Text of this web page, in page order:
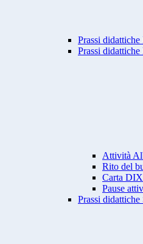
Prassi didattiche
Prassi didattiche
Attività
Rito del
Carta
Pause
Prassi didattiche